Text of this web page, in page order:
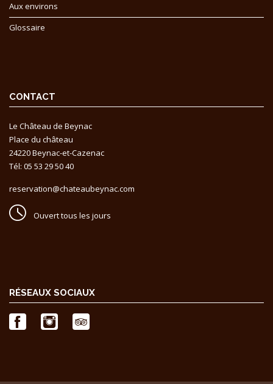
Aux environs
Glossaire
CONTACT
Le Château de Beynac
Place du château
24220 Beynac-et-Cazenac
Tél: 05 53 29 50 40
reservation@chateaubeynac.com
Ouvert tous les jours
RÉSEAUX SOCIAUX